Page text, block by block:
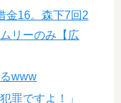
金16。森下7回2
リーのみ【広
www
罪ですよ！」